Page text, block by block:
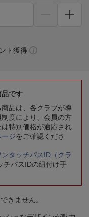
ト獲得
品です
商品は、各クラブが導
度により、会員の方
特別価格が適応され
ージをご確認くださ
ンタッチパスID（クラ
チパスIDの紐付け手
きません。